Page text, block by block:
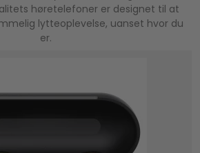
høretelefoner er designet til at
lytteoplevelse, uanset hvor du
er.